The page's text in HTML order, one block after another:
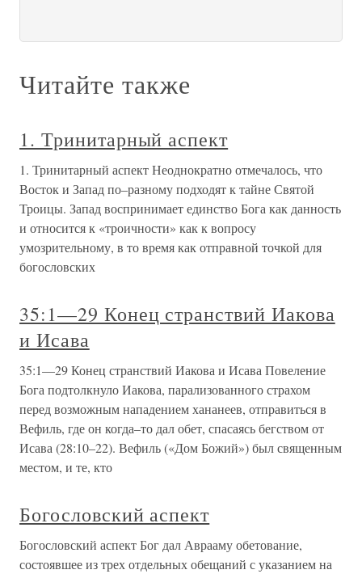
Читайте также
1. Тринитарный аспект
1. Тринитарный аспект Неоднократно отмечалось, что
Восток и Запад по–разному подходят к тайне Святой
Троицы. Запад воспринимает единство Бога как данность
и относится к «троичности» как к вопросу
умозрительному, в то время как отправной точкой для
богословских
35:1—29 Конец странствий Иакова
и Исава
35:1—29 Конец странствий Иакова и Исава Повеление
Бога подтолкнуло Иакова, парализованного страхом
перед возможным нападением хананеев, отправиться в
Вефиль, где он когда–то дал обет, спасаясь бегством от
Исава (28:10–22). Вефиль («Дом Божий») был священным
местом, и те, кто
Богословский аспект
Богословский аспект Бог дал Аврааму обетование,
состоявшее из трех отдельных обещаний с указанием на